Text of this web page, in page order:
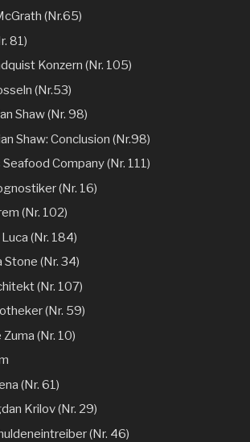
(Nr.65)
81)
Konzern (Nr. 105)
(Nr.53)
Shaw (Nr. 98)
Shaw: Conclusion (Nr.98)
Company (Nr. 111)
(Nr. 16)
(Nr. 102)
(Nr. 184)
Stone (Nr. 34)
(Nr. 107)
(Nr. 59)
(Nr. 10)
(Nr. 61)
Krilov (Nr. 29)
(Nr. 46)